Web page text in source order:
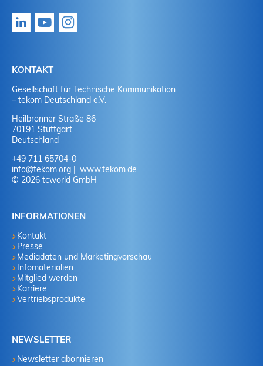
KONTAKT
Gesellschaft für Technische Kommunikation
– tekom Deutschland e.V.
Heilbronner Straße 86
70191 Stuttgart
Deutschland
+49 711 65704-0
info@tekom.org
www.tekom.de
© 2026 tcworld GmbH
INFORMATIONEN
Kontakt
Presse
Mediadaten und Marketingvorschau
Infomaterialien
Mitglied werden
Karriere
Vertriebsprodukte
NEWSLETTER
Newsletter abonnieren